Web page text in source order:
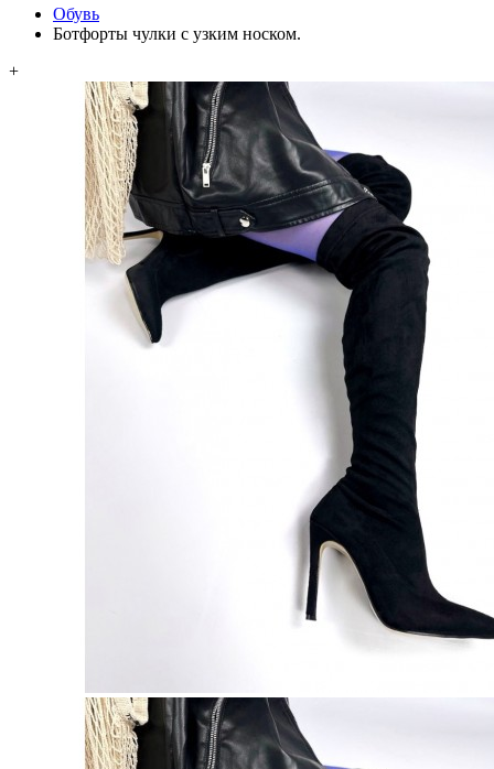
Обувь
Ботфорты чулки с узким носком.
+